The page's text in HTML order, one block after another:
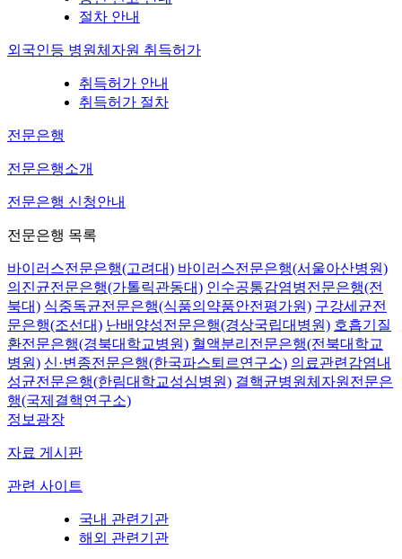
절차 안내
외국인등 병원체자원 취득허가
취득허가 안내
취득허가 절차
전문은행
전문은행소개
전문은행 신청안내
전문은행 목록
바이러스전문은행(고려대) 바이러스전문은행(서울아산병원)
의진균전문은행(가톨릭관동대) 인수공통감염병전문은행(전
북대) 식중독균전문은행(식품의약품안전평가원) 구강세균전
문은행(조선대) 난배양성전문은행(경상국립대병원) 호흡기질
환전문은행(경북대학교병원) 혈액분리전문은행(전북대학교
병원) 신·변종전문은행(한국파스퇴르연구소) 의료관련감염내
성균전문은행(한림대학교성심병원) 결핵균병원체자원전문은
행(국제결핵연구소)
정보광장
자료 게시판
관련 사이트
국내 관련기관
해외 관련기관